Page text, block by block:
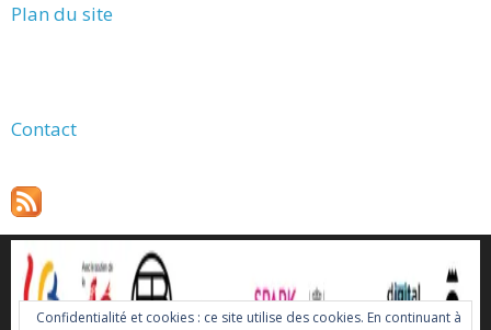
Plan du site
Contact
Confidentialité et cookies : ce site utilise des cookies. En continuant à